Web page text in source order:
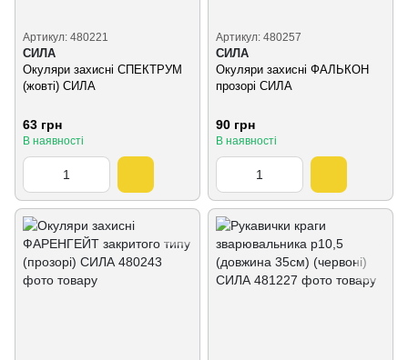
Артикул: 480221
СИЛА
Окуляри захисні СПЕКТРУМ
(жовті) СИЛА
63 грн
В наявності
Артикул: 480257
СИЛА
Окуляри захисні ФАЛЬКОН
прозорі СИЛА
90 грн
В наявності